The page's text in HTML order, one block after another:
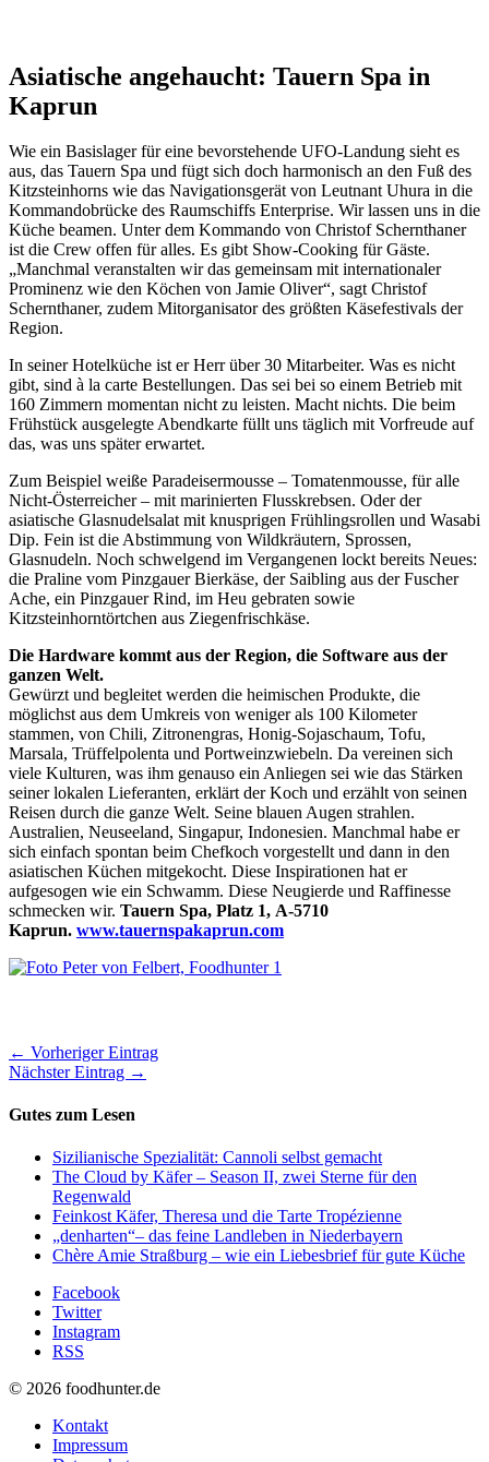
Asiatische angehaucht: Tauern Spa in
Kaprun
Wie ein Basislager für eine bevorstehende UFO-Landung sieht es
aus, das Tauern Spa und fügt sich doch harmonisch an den Fuß des
Kitzsteinhorns wie das Navigationsgerät von Leutnant Uhura in die
Kommandobrücke des Raumschiffs Enterprise. Wir lassen uns in die
Küche beamen. Unter dem Kommando von Christof Schernthaner
ist die Crew offen für alles. Es gibt Show-Cooking für Gäste.
„Manchmal veranstalten wir das gemeinsam mit internationaler
Prominenz wie den Köchen von Jamie Oliver“, sagt Christof
Schernthaner, zudem Mitorganisator des größten Käsefestivals der
Region.
In seiner Hotelküche ist er Herr über 30 Mitarbeiter. Was es nicht
gibt, sind à la carte Bestellungen. Das sei bei so einem Betrieb mit
160 Zimmern momentan nicht zu leisten. Macht nichts. Die beim
Frühstück ausgelegte Abendkarte füllt uns täglich mit Vorfreude auf
das, was uns später erwartet.
Zum Beispiel weiße Paradeisermousse – Tomatenmousse, für alle
Nicht-Österreicher – mit marinierten Flusskrebsen. Oder der
asiatische Glasnudelsalat mit knusprigen Frühlingsrollen und Wasabi
Dip. Fein ist die Abstimmung von Wildkräutern, Sprossen,
Glasnudeln. Noch schwelgend im Vergangenen lockt bereits Neues:
die Praline vom Pinzgauer Bierkäse, der Saibling aus der Fuscher
Ache, ein Pinzgauer Rind, im Heu gebraten sowie
Kitzsteinhorntörtchen aus Ziegenfrischkäse.
Die Hardware kommt aus der Region, die Software aus der
ganzen Welt.
Gewürzt und begleitet werden die heimischen Produkte, die
möglichst aus dem Umkreis von weniger als 100 Kilometer
stammen, von Chili, Zitronengras, Honig-Sojaschaum, Tofu,
Marsala, Trüffelpolenta und Portweinzwiebeln. Da vereinen sich
viele Kulturen, was ihm genauso ein Anliegen sei wie das Stärken
seiner lokalen Lieferanten, erklärt der Koch und erzählt von seinen
Reisen durch die ganze Welt. Seine blauen Augen strahlen.
Australien, Neuseeland, Singapur, Indonesien. Manchmal habe er
sich einfach spontan beim Chefkoch vorgestellt und dann in den
asiatischen Küchen mitgekocht. Diese Inspirationen hat er
aufgesogen wie ein Schwamm. Diese Neugierde und Raffinesse
schmecken wir. Tauern Spa, Platz 1, A-5710
Kaprun. www.tauernspakaprun.com
← Vorheriger Eintrag
Nächster Eintrag →
Gutes zum Lesen
Sizilianische Spezialität: Cannoli selbst gemacht
The Cloud by Käfer – Season II, zwei Sterne für den
Regenwald
Feinkost Käfer, Theresa und die Tarte Tropézienne
„denharten“– das feine Landleben in Niederbayern
Chère Amie Straßburg – wie ein Liebesbrief für gute Küche
Facebook
Twitter
Instagram
RSS
© 2026 foodhunter.de
Kontakt
Impressum